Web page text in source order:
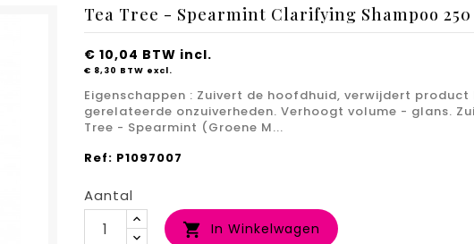
Tea Tree - Spearmint Clarifying Shampoo
€ 10,04 BTW incl.
€ 8,30 BTW excl.
Eigenschappen : Zuivert de hoofdhuid, verwijdert
gerelateerde onzuiverheden. Verhoogt volume - glans.
Tree - Spearmint (Groene M...
Ref: P1097007
Aantal
 In Winkelwagen